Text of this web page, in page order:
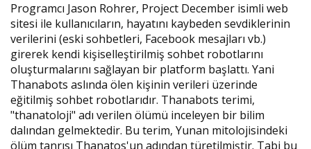
Programcı Jason Rohrer, Project December isimli web
sitesi ile kullanıcıların, hayatını kaybeden sevdiklerinin
verilerini (eski sohbetleri, Facebook mesajları vb.)
girerek kendi kişiselleştirilmiş sohbet robotlarını
oluşturmalarını sağlayan bir platform başlattı. Yani
Thanabots aslında ölen kişinin verileri üzerinde
eğitilmiş sohbet robotlarıdır. Thanabots terimi,
"thanatoloji" adı verilen ölümü inceleyen bir bilim
dalından gelmektedir. Bu terim, Yunan mitolojisindeki
ölüm tanrısı Thanatos'un adından türetilmiştir. Tabi bu